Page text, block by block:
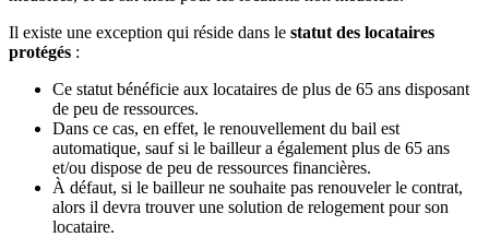
Il existe une exception qui réside dans le statut des locataires
protégés :
Ce statut bénéficie aux locataires de plus de 65 ans disposant
de peu de ressources.
Dans ce cas, en effet, le renouvellement du bail est
automatique, sauf si le bailleur a également plus de 65 ans
et/ou dispose de peu de ressources financières.
À défaut, si le bailleur ne souhaite pas renouveler le contrat,
alors il devra trouver une solution de relogement pour son
locataire.